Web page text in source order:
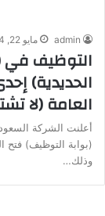
admin مايو 22, 2024
التوظيف في
الحديدية)
العامة (لا
أعلنت الشركة
(بوابة التوظيف) فتح
وذلك…